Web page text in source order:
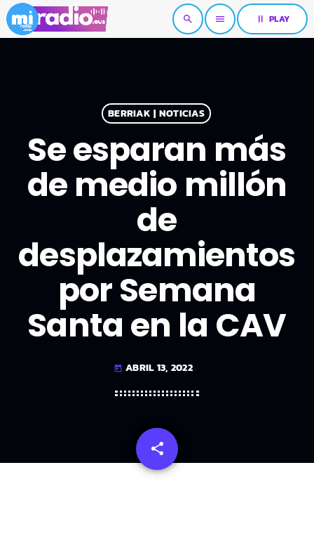
search menu pause PLAY
BERRIAK | NOTICIAS
Se esparan más
de medio millón
de
desplazamientos
por Semana
Santa en la CAV
today ABRIL 13, 2022
share
email